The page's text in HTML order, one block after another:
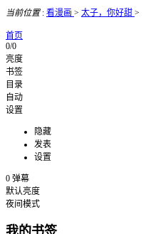
当前位置: 看漫画 > 太子，你好甜 >
首页
0/0
亮度
书签
目录
自动
设置
隐藏
发表
设置
0 弹幕
默认亮度
夜间模式
我的书签